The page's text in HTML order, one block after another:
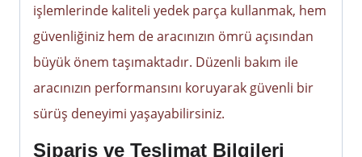
işlemlerinde kaliteli yedek parça kullanmak, hem
güvenliğiniz hem de aracınızın ömrü açısından
büyük önem taşımaktadır. Düzenli bakım ile
aracınızın performansını koruyarak güvenli bir
sürüş deneyimi yaşayabilirsiniz.
Sipariş ve Teslimat Bilgileri